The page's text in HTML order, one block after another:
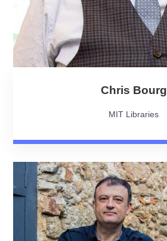
Chris Bourg
MIT Libraries